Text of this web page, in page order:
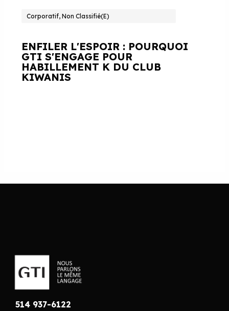
Corporatif, Non Classifié(e)
ENFILER L'ESPOIR : POURQUOI
GTI S'ENGAGE POUR
HABILLEMENT K DU CLUB
KIWANIS
514 937-6122